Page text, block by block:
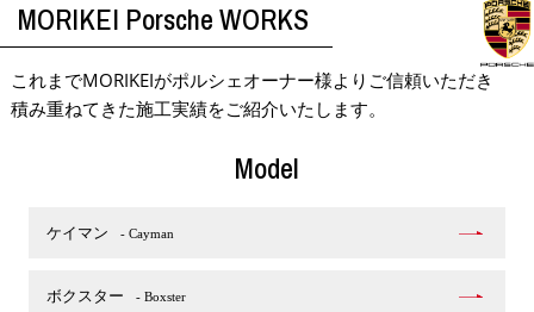
MORIKEI Porsche WORKS
これまでMORIKEIがポルシェオーナー様よりご信頼いただき
積み重ねてきた施工実績をご紹介いたします。
Model
ケイマン - Cayman
ボクスター - Boxster